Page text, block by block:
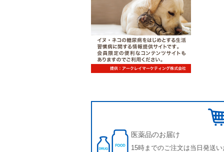
医薬品のお届け
15時までのご注文は当日発送